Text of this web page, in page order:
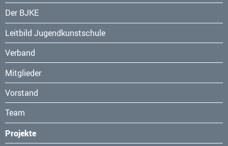
Navigation
überspringen
Der BJKE
Leitbild Jugendkunstschule
Verband
Mitglieder
Vorstand
Team
Projekte